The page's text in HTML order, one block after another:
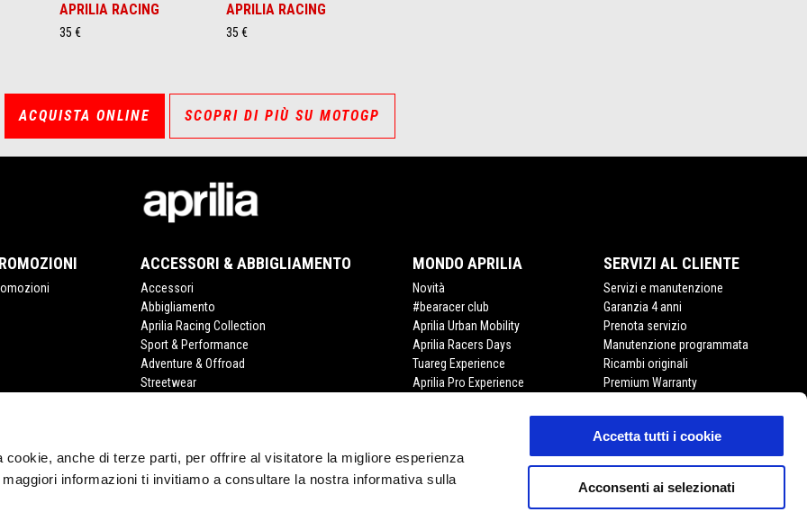
cookie, anche di terze parti, per offrire al visitatore la migliore esperienza
informazioni ti invitiamo a consultare la nostra informativa sulla
Accetta tutti i cookie
Acconsenti ai selezionati
APRILIA RACING
35 €
APRILIA RACING
35 €
ACQUISTA ONLINE SCOPRI DI PIÙ SU MOTOGP
ACCESSORI & ABBIGLIAMENTO
Accessori
Abbigliamento
Aprilia Racing Collection
Sport & Performance
Adventure & Offroad
Streetwear
MONDO APRILIA
Novità
#bearacer club
Aprilia Urban Mobility
Aprilia Racers Days
Tuareg Experience
Aprilia Pro Experience
SERVIZI AL CLIENTE
Servizi e manutenzione
Garanzia 4 anni
Prenota servizio
Manutenzione programmata
Ricambi originali
Premium Warranty
Servizi finanziari
Richiedi Documenti